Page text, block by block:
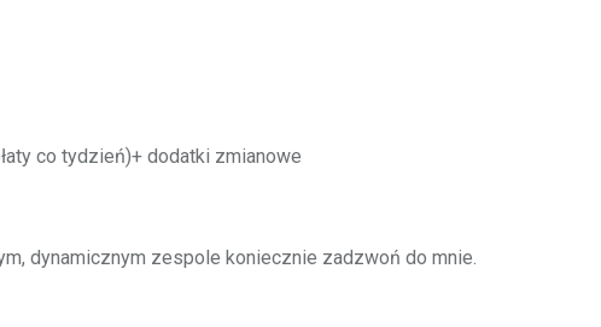
co tydzień)+ dodatki zmianowe
dynamicznym zespole koniecznie zadzwoń do mnie.